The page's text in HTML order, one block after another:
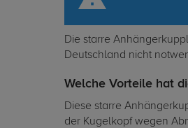
Die starre
Deutschland nicht
Welche Vorteile hat
Diese starre
der Kugelkopf wegen